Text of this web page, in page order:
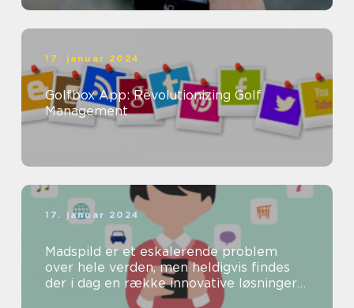
17. januar 2024
Golfbox App: Revolutionizing Golf
Management
17. januar 2024
Madspild er et eskalerende problem
over hele verden, men heldigvis findes
der i dag en række innovative løsninger
til at bekæmpe dette problem